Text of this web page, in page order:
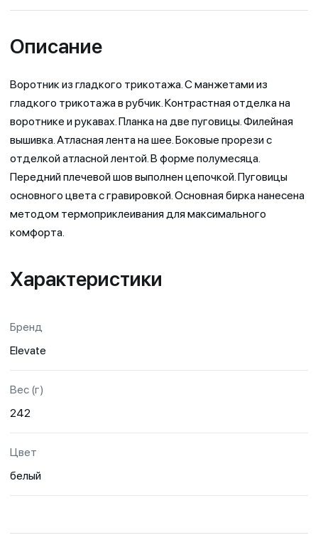
Описание
Воротник из гладкого трикотажа. С манжетами из
гладкого трикотажа в рубчик. Контрастная отделка на
воротнике и рукавах. Планка на две пуговицы. Филейная
вышивка. Атласная лента на шее. Боковые прорези с
отделкой атласной лентой. В форме полумесяца.
Передний плечевой шов выполнен цепочкой. Пуговицы
основного цвета с гравировкой. Основная бирка нанесена
методом термоприклеивания для максимального
комфорта.
Характеристики
Бренд
Elevate
Вес (г)
242
Цвет
белый